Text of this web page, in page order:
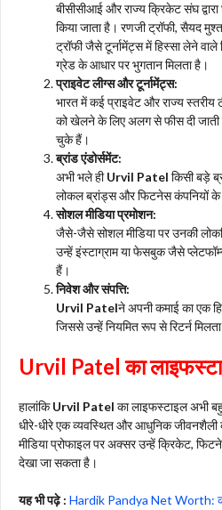
बीसीसीआई और राज्य क्रिकेट संघ
किया जाता है। रणजी ट्रॉफी, सैयद
ट्रॉफी जैसे टूर्नामेंट्स में हिस्सा लेने
ग्रेड के आधार पर भुगतान मिलता है।
प्राइवेट लीग्स और टूर्नामेंट्स:
भारत में कई प्राइवेट और राज्य स्तरीय
को खेलने के लिए अलग से फीस दी जाती
चुके हैं।
ब्रांड एंडोर्समेंट:
अभी भले हीUrvil Patel किसी बड़े
लोकल ब्रांड्स और फिटनेस कंपनियों
सोशल मीडिया प्रमोशन:
जैसे-जैसे सोशल मीडिया पर उनकी
उन्हें इंस्टाग्राम या फेसबुक जैसे
हैं।
निवेश और संपत्ति:
Urvil Patelने अपनी कमाई का एक
जिससे उन्हें नियमित रूप से रिटर्न
Urvil Patel का
हालांकिUrvil Patel का लाइफस्टाइल अभी
धीरे-धीरे एक व्यवस्थित और आधुनिक
मीडिया प्रोफाइल पर अक्सर उन्हें क्रिकेट,
देखा जा सकता है।
यह भी पढ़े : Hardik Pandya Net Worth: